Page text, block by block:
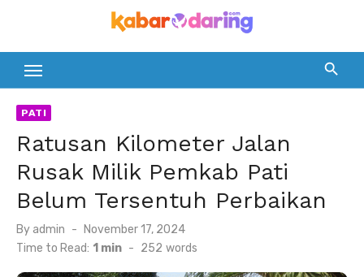
content
PATI
Ratusan Kilometer Jalan
Rusak Milik Pemkab Pati
Belum Tersentuh Perbaikan
By admin
Posted
on
November 17, 2024
Time to Read: 1 min - 252 words